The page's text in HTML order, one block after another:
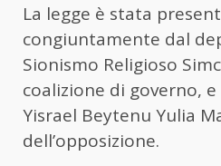
La legge è stata
congiuntamente dal
Sionismo Religioso
coalizione di governo,
Yisrael Beytenu Yulia
dell’opposizione.